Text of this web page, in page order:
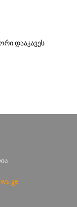
დააკავეს